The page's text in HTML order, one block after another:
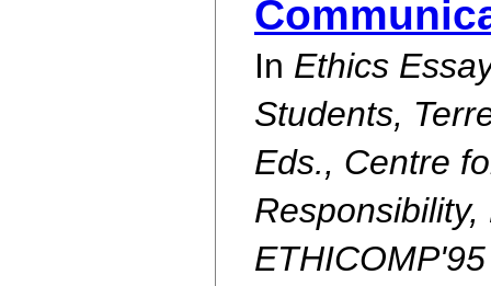
In Ethics
Students,
Eds., Centre